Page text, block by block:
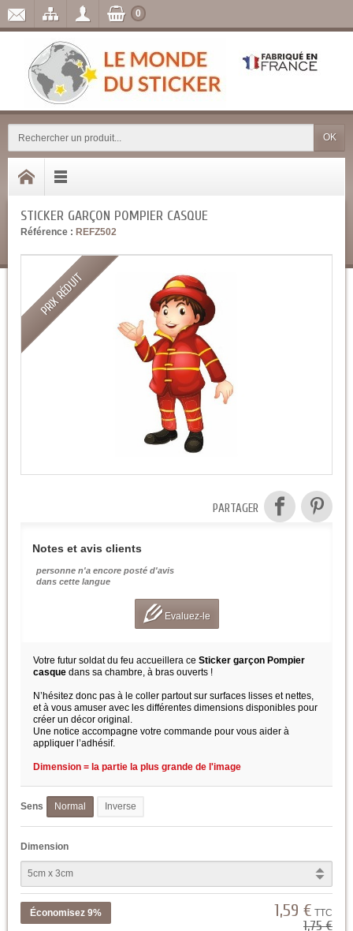
OK
0
STICKER GARÇON POMPIER CASQUE
Référence : REFZ502
PRIX RÉDUIT
PARTAGER
Notes et avis clients
personne n'a encore posté d'avis
dans cette langue
Evaluez-le
Votre futur soldat du feu accueillera ce Sticker garçon Pompier
casque dans sa chambre, à bras ouverts !
N’hésitez donc pas à le coller partout sur surfaces lisses et nettes,
et à vous amuser avec les différentes dimensions disponibles pour
créer un décor original.
Une notice accompagne votre commande pour vous aider à
appliquer l’adhésif.
Dimension = la partie la plus grande de l'image
Sens Normal Inverse
Dimension
Économisez 9% 1,59 € TTC
1,75 €